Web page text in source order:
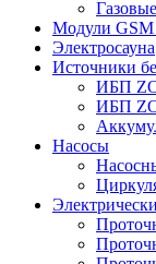
Модули GSM
Электросауна
Источники
ИБП
ИБП
Насосы